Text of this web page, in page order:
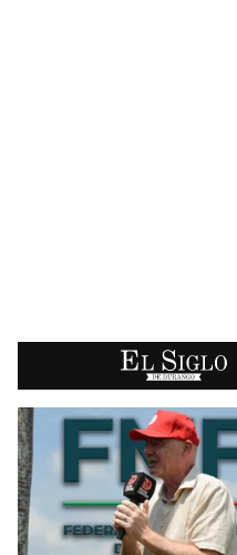
EL SIGLO